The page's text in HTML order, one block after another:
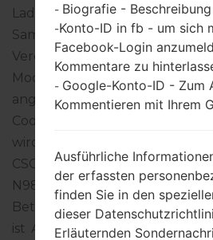
Laden Sie das neueste
Samsung Galaxy Note 20
Vergessen Sie jedoch nicht
Modellnummer Ihres
angegebenen SM-N986B
Code VDC ist für CZECH
wird mit der PDA-Version
CSC-Version
N986BXXU3EVA9
Betriebssystemversion der
ist Android S 12. Detalierte
- Biografie -
-Konto-ID in fb - um sich
Facebook-Login
Kommentare zu
- Google-Konto-ID - Zum
Kommentieren mit Ihrem
Ausführliche
der erfassten
finden Sie in den
dieser
Erläuternden